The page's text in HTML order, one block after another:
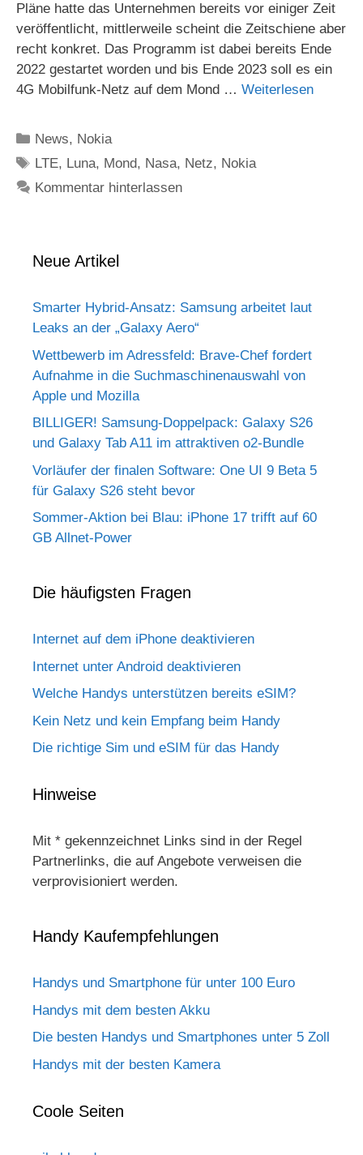
Pläne hatte das Unternehmen bereits vor einiger Zeit
veröffentlicht, mittlerweile scheint die Zeitschiene aber
recht konkret. Das Programm ist dabei bereits Ende
2022 gestartet worden und bis Ende 2023 soll es ein
4G Mobilfunk-Netz auf dem Mond … Weiterlesen
Kategorien
News, Nokia
Schlagwörter
LTE, Luna, Mond, Nasa, Netz, Nokia
Kommentar hinterlassen
Neue Artikel
Smarter Hybrid-Ansatz: Samsung arbeitet laut
Leaks an der „Galaxy Aero“
Wettbewerb im Adressfeld: Brave-Chef fordert
Aufnahme in die Suchmaschinenauswahl von
Apple und Mozilla
BILLIGER! Samsung-Doppelpack: Galaxy S26
und Galaxy Tab A11 im attraktiven o2-Bundle
Vorläufer der finalen Software: One UI 9 Beta 5
für Galaxy S26 steht bevor
Sommer-Aktion bei Blau: iPhone 17 trifft auf 60
GB Allnet-Power
Die häufigsten Fragen
Internet auf dem iPhone deaktivieren
Internet unter Android deaktivieren
Welche Handys unterstützen bereits eSIM?
Kein Netz und kein Empfang beim Handy
Die richtige Sim und eSIM für das Handy
Hinweise
Mit * gekennzeichnet Links sind in der Regel
Partnerlinks, die auf Angebote verweisen die
verprovisioniert werden.
Handy Kaufempfehlungen
Handys und Smartphone für unter 100 Euro
Handys mit dem besten Akku
Die besten Handys und Smartphones unter 5 Zoll
Handys mit der besten Kamera
Coole Seiten